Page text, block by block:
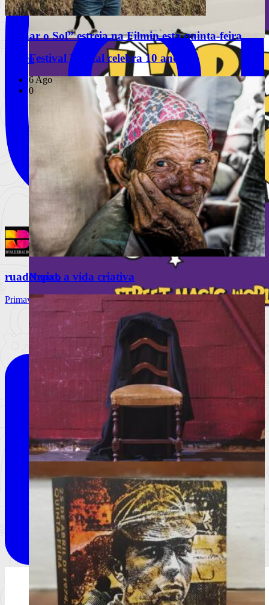
Festival Mental celebra 10 anos
Nepal, a vida criativa
A vida, de robe e ao som de uma marcha
Lisboa volta a ser palco da magia com
175 espetáculos gratuitos
O Festival Internacional de Magia de Rua regressa de 18 a 23
de agosto c
Ler mais
Livros da Semana
Entrevistas & Especiais
“Olhar o Sol” estreia na Filmin esta quinta-feira
Cinema
6 Ago
0
ruadebaixo
Primavera Sound Porto, dia 3. @primaverasound_port